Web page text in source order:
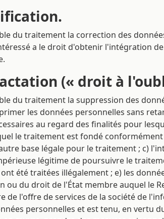
du traitement la correction des
a le droit d'obtenir l'intégration
(« droit à
du traitement la suppression des
les données personnelles sans
au regard des finalités pour
le traitement est fondé
base légale pour le traitement ; c)
légitime de poursuivre le
été traitées illégalement ; e) les
du droit de l'État membre auquel le
de l'offre de services de la société de
personnelles et est tenu, en vertu